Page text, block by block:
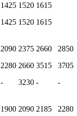
1425
1425
1520
1520
1615
1615
2090
2280
-
2375
2660
3230
2660
3515
-
2850
3705
-
1900 2090 2185
2280